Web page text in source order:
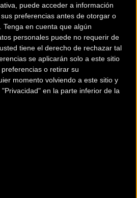
puede acceder a información
preferencias antes de otorgar o
Tenga en cuenta que algún
personales puede no requerir de
tiene el derecho de rechazar tal
se aplicarán solo a este sitio
o retirar su
momento volviendo a este sitio y
en la parte inferior de la
interesados mediante correo
FONDO 2014